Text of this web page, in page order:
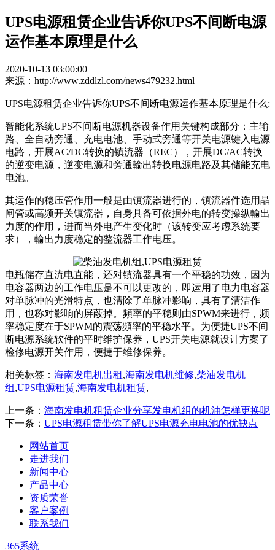
UPS电源租赁企业告诉你UPS不间断电源
运作基本原理是什么
2020-10-13 03:00:00
来源：http://www.zddlzl.com/news479232.html
UPS电源租赁企业告诉你UPS不间断电源运作基本原理是什么:
智能化系统UPS不间断电源机器设备作用关键构成部分：主输
路、全自动旁通、充电电池、手动式旁通等开关电源键入电源
电路，开展AC/DC转换的镇流器（REC），开展DC/AC转换
的逆变电源，逆变电源和旁通輸出转换电源电路及其储能充电
电池。
其运作的稳压管作用一般是由镇流器进行的，镇流器件选用晶
闸管或高频开关镇流器，自身具备可依据外电的转变操纵輸出
力度的作用，进而当外电产生变化时（该转变应考虑系统要
求），輸出力度稳定的整流器工作电压。
电瓶储存直流电直能，还对镇流器具有一个平稳的功效，因为
电容器两边的工作电压是不可以更改的，即运用了电力电容器
对单脉冲的光滑特点，也清除了单脉冲影响，具有了清洁作
用，也称对影响的屏蔽掉。頻率的平稳则由SPWM来进行，频
率稳定度在于SPWM的震荡頻率的平稳水平。为便捷UPS不间
断电源系统软件的平时维护保养，UPS开关电源就设计方案了
检修电源开关作用，便捷于维修保养。
相关标签： 海南发电机出租 ,海南发电机维修,柴油发电机
组 ,UPS电源租赁,海南发电机租赁,
上一条： 海南发电机租赁企业分享发电机组的机油怎样更换呢
下一条： UPS电源租赁带你了解UPS电源充电电池的优缺点
网站首页
走进我们
新闻中心
产品中心
资质荣誉
客户案例
联系我们
365系统